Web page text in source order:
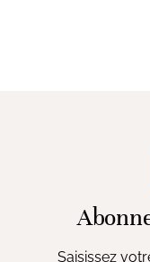
Saisissez